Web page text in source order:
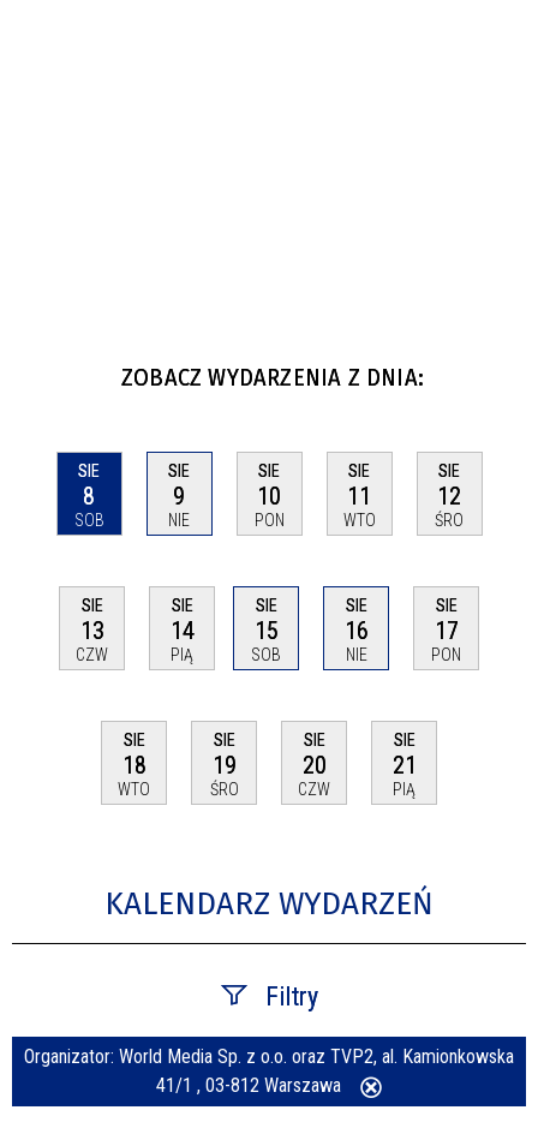
ZOBACZ WYDARZENIA Z DNIA:
SIE
8
SOB
SIE
9
NIE
SIE
10
PON
SIE
11
WTO
SIE
12
ŚRO
SIE
13
CZW
SIE
14
PIĄ
SIE
15
SOB
SIE
16
NIE
SIE
17
PON
SIE
18
WTO
SIE
19
ŚRO
SIE
20
CZW
SIE
21
PIĄ
KALENDARZ WYDARZEŃ
Filtry
Szukana fraza
Organizator: World Media Sp. z o.o. oraz TVP2, al. Kamionkowska
41/1 , 03-812 Warszawa